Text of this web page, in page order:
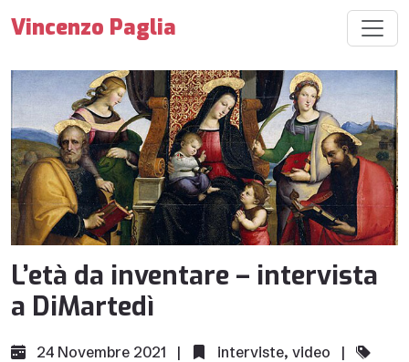
Vincenzo Paglia
L’età da inventare – intervista
a DiMartedì
24 Novembre 2021 | interviste, video |